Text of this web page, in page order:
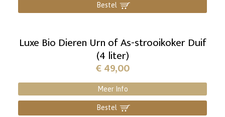
Bestel ]
Luxe Bio Dieren Urn of As-strooikoker Duif
(4 liter)
€49,00
Meer Info
Bestel ]